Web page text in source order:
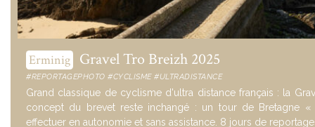
Erminig Gravel Tro Breizh 2025
#REPORTAGEPHOTO #CYCLISME #ULTRADISTANCE
Grand classique de cyclisme d'ultra distance français : la
concept du brevet reste inchangé : un tour de Bretagne «
effectuer en autonomie et sans assistance. 8 jours de